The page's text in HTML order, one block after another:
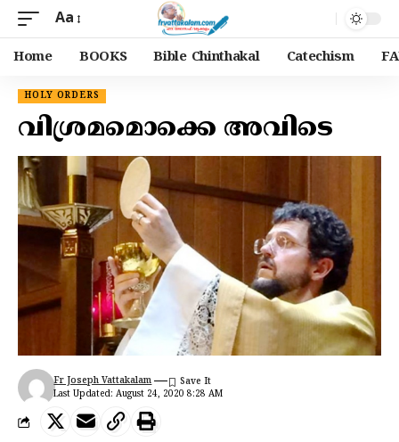
Aa
Home BOOKS Bible Chinthakal Catechism
HOLY ORDERS
വിശ്രമമൊക്കെ അവിടെ
Last Updated: August 24, 2020 8:28 AM
Fr Joseph Vattakalam